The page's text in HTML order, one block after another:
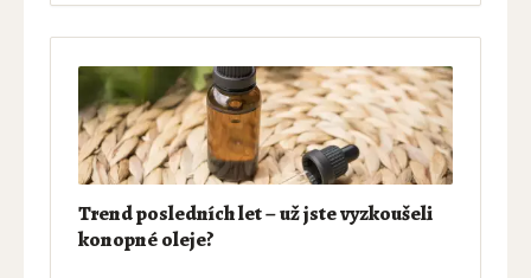
Trend posledních let – už jste vyzkoušeli
konopné oleje?